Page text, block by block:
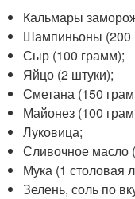
Кальмары
Шампиньоны (200
Сыр (100 грамм);
Яйцо (2 штуки);
Сметана (150
Майонез (100
Луковица;
Сливочное масло
Мука (1 столовая
Зелень, соль по